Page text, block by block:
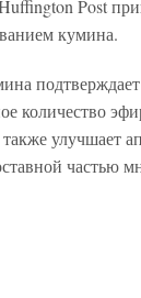
Post
кумина.
количество
улучшает
частью